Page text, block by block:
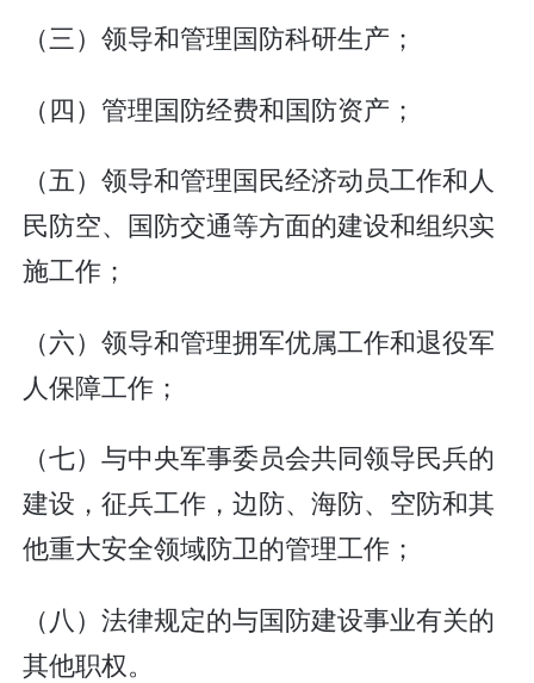
（三）领导和管理国防科研生产；
（四）管理国防经费和国防资产；
（五）领导和管理国民经济动员工作和人
民防空、国防交通等方面的建设和组织实
施工作；
（六）领导和管理拥军优属工作和退役军
人保障工作；
（七）与中央军事委员会共同领导民兵的
建设，征兵工作，边防、海防、空防和其
他重大安全领域防卫的管理工作；
（八）法律规定的与国防建设事业有关的
其他职权。